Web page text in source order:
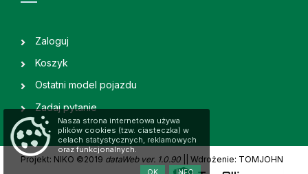
Zaloguj
Koszyk
Ostatni model pojazdu
Zadaj pytanie
Projekt: NIKO ©2019 dataWeb ver. 1.0.90 | Wdrożenie: TOMJOHN
Nasza strona internetowa używa
plików cookies (tzw. ciasteczka) w
celach statystycznych, reklamowych
oraz funkcjonalnych.
INFO
OK